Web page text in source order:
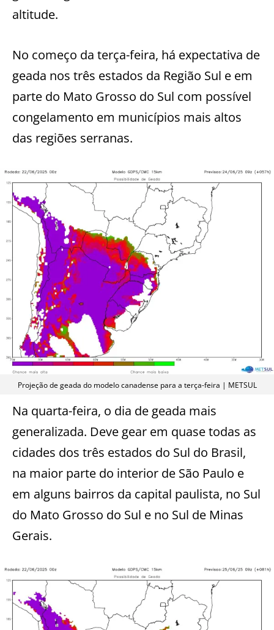
altitude.
No começo da terça-feira, há expectativa de
geada nos três estados da Região Sul e em
parte do Mato Grosso do Sul com possível
congelamento em municípios mais altos
das regiões serranas.
Projeção de geada do modelo canadense para a terça-feira | METSUL
Na quarta-feira, o dia de geada mais
generalizada. Deve gear em quase todas as
cidades dos três estados do Sul do Brasil,
na maior parte do interior de São Paulo e
em alguns bairros da capital paulista, no Sul
do Mato Grosso do Sul e no Sul de Minas
Gerais.